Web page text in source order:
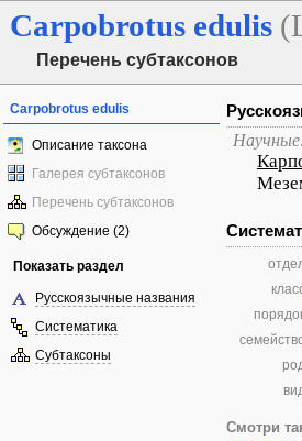
Carpobrotus edulis
Перечень субтаксонов
Carpobrotus edulis
Описание таксона
Галерея субтаксонов
Перечень субтаксонов
Обсуждение (2)
Показать раздел
Русскоязычные названия
Систематика
Субтаксоны
Смотри